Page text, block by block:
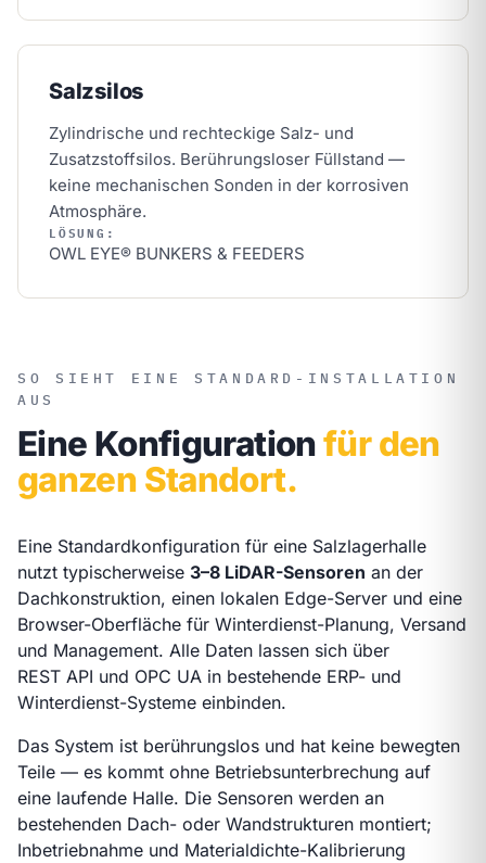
Salzsilos
Zylindrische und rechteckige Salz- und
Zusatzstoffsilos. Berührungsloser Füllstand —
keine mechanischen Sonden in der korrosiven
Atmosphäre.
LÖSUNG:
OWL EYE® BUNKERS & FEEDERS
SO SIEHT EINE STANDARD-INSTALLATION
AUS
Eine Konfigurationfür den
ganzen Standort.
Eine Standardkonfiguration für eine Salzlagerhalle
nutzt typischerweise 3–8 LiDAR-Sensoren an der
Dachkonstruktion, einen lokalen Edge-Server und eine
Browser-Oberfläche für Winterdienst-Planung, Versand
und Management. Alle Daten lassen sich über
REST API und OPC UA in bestehende ERP- und
Winterdienst-Systeme einbinden.
Das System ist berührungslos und hat keine bewegten
Teile — es kommt ohne Betriebsunterbrechung auf
eine laufende Halle. Die Sensoren werden an
bestehenden Dach- oder Wandstrukturen montiert;
Inbetriebnahme und Materialdichte-Kalibrierung